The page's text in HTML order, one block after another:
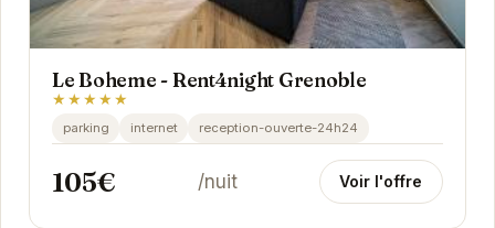
Le Boheme - Rent4night Grenoble
★★★★★
parking internet reception-ouverte-24h24
105€ /nuit Voir l'offre